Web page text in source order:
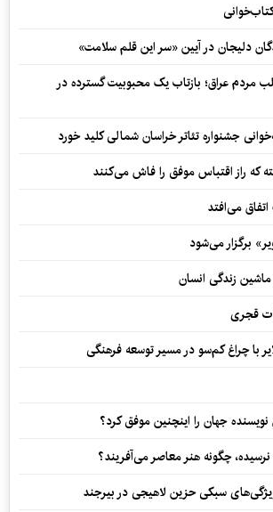
مردم عراق؛ بازتاب یک محبوبیت گسترده در
جشنواره تئاتر خراسان شمالی کلید خورد
که راز اقتباس موفق را فاش می‌کنند
می‌افتد
برگزار می‌شود
زندگی انسان
قجری
با چراغ کم‌سو در مسیر توسعه فرهنگی
جهان را اینچنین موفق کرد؟
چگونه هنر معاصر می‌آفریند؟
سبکی حزین لاهیجی در بیرجند